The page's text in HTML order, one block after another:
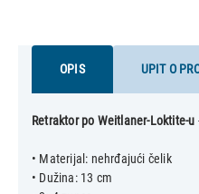
OPIS UPIT O
Retraktor po Weitlaner-Loktite-u
• Materijal: nehrđajući čelik
• Dužina: 13 cm